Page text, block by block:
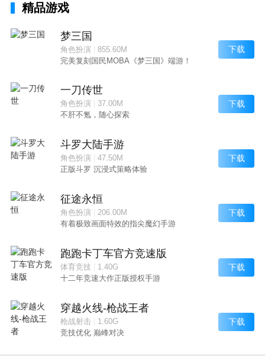
精品游戏
梦三国
角色扮演| 855.60M
完美复刻国民MOBA《梦三国》端游！
下载
一刀传世
角色扮演| 37.00M
不肝不氪，随心探索
下载
斗罗大陆手游
角色扮演| 47.50M
正版斗罗 沉浸式策略体验
下载
征途永恒
角色扮演| 206.00M
有着极致画面特效的指尖魔幻手游
下载
跑跑卡丁车官方竞速版
体育竞技
1.40G
十二年竞速大作正版授权手游
下载
穿越火线-枪战王者
枪战射击
1.60G
竞技优化 巅峰对决
下载